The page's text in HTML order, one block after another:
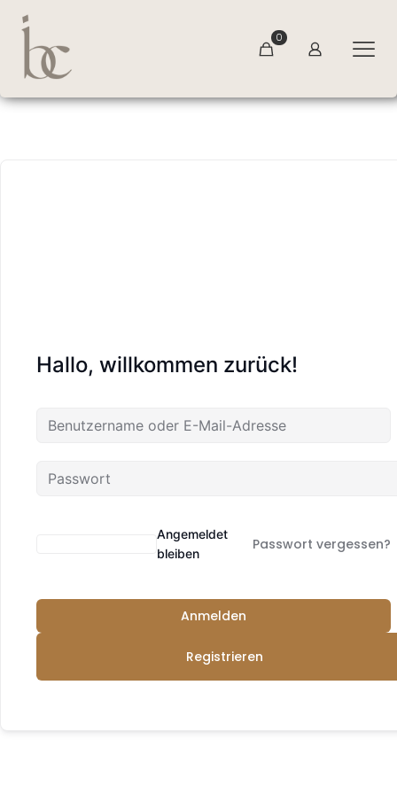
0
Hallo, willkommen zurück!
Angemeldet
bleiben
Passwort vergessen?
Anmelden
Registrieren